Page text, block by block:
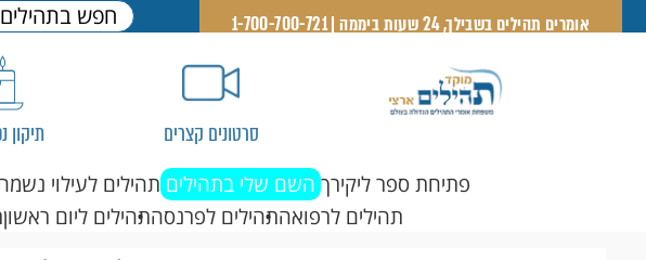
אומרים תהילים בשבילך, 24 שעות ביממה | 1-700-700-721
סרטונים קצרים תיקון
פתיחת ספר ליקירך השם שלי בתהילים תהילים לעילוי
תהילים לרפואהתהילים לפרנסהתהילים ליום ראשון